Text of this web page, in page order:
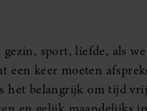
sport, liefde, als
keer moeten
het belangrijk om tijd